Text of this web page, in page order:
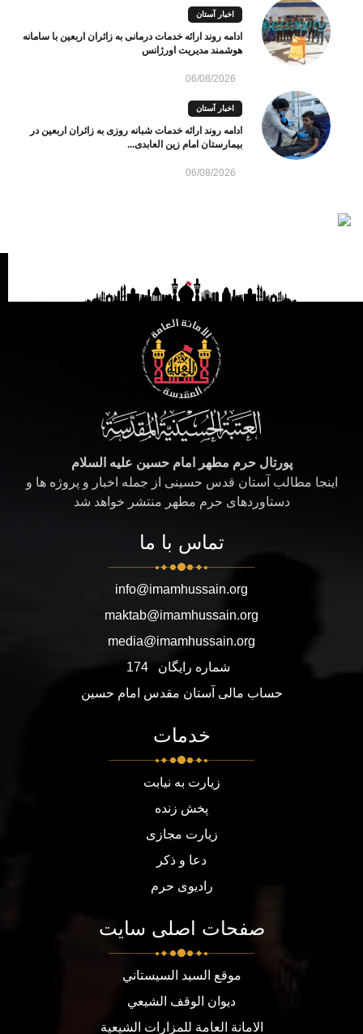
اخبار آستان
ادامه روند ارائه خدمات درمانی به زائران اربعین با سامانه
هوشمند مدیریت اورژانس
06/08/2026
اخبار آستان
ادامه روند ارائه خدمات شبانه روزی به زائران اربعین در
بیمارستان امام زین العابدی...
06/08/2026
پورتال حرم مطهر امام حسین علیه السلام
اینجا مطالب آستان قدس حسینی از جمله اخبار و پروژه ها و
دستاوردهای حرم مطهر منتشر خواهد شد
تماس با ما
info@imamhussain.org
maktab@imamhussain.org
media@imamhussain.org
شماره رایگان
174
حساب مالی آستان مقدس امام حسین
خدمات
زیارت به نیابت
پخش زنده
زیارت مجازی
دعا و ذکر
رادیوی حرم
صفحات اصلی سایت
موقع السيد السيستاني
ديوان الوقف الشيعي
الامانة العامة للمزارات الشيعية